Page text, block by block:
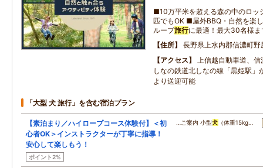
■10万平米を超える森の中のロッ
匹でもOK ■屋外BBQ・自然を楽
ループ旅行に最適！最大30名様ま
住所
長野県上水内郡信濃町野
アクセス
上信越自動車道、
しなの鉄道北しなの線「黒姫駅」
より送迎可能
「大型 犬 旅行」を含む宿泊プラン
【素泊まり／ハイロープコース体験付】＜初
心者OK＞インストラクターが丁寧に指導！
安心して楽しもう！
ポイント2%
…ご案内 小型犬 （体重15kg…